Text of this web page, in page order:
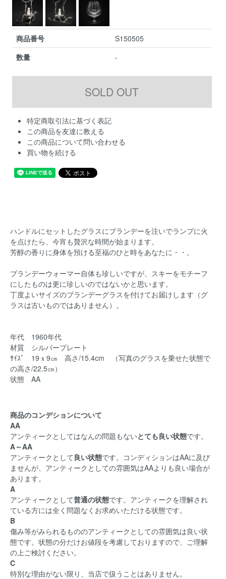
商品番号
S150505
数量
-
特定商取引法に基づく表記
この商品を友達に教える
この商品について問い合わせる
買い物を続ける
ハンドルにセットしたグラスにブランデーを注いでランプに火
を点けたら、今宵も贅沢な時間が始まります。
芳醇の香りに身体を預ける至福のひと時をあなたに・・。
ブランデーウォーマー自体も珍しいですが、スキーをモチーフ
にしたものは更に珍しいのではないかと思います。
丁度よいサイズのブランデーグラスを付けてお届けします（グ
ラスは古いものではありません）。
年代 1960年代
材質 シルバープレート
ｻｲｽﾞ 19ｘ9㎝ 高さ/15.4cm （写真のグラスを乗せた状態で
の高さ/22.5㎝）
状態 AA
商品のコンデションについて
AA
アンティークとしてはなんの問題もないとても良い状態です。
A～AA
アンティークとして 良い状態です。コンディションはAAに及び
ませんが、アンティークとしての雰囲気はAAよりも良い場合が
あります。
A
アンティークとして普通の状態です。アンティークを理解され
ている方には全く問題なくお求めいただける状態です。
B
傷み等がみられるもののアンティークとしての雰囲気は良い状
態です。状態の分だけお値段を考慮しておりますので、ご理解
の上ご検討ください。
C
特別な理由がない限り、当店で扱うことはありません。